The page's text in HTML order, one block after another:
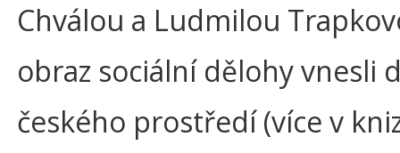
Chválou a Ludmilou
obraz sociální dělohy vnesli
českého prostředí (více v